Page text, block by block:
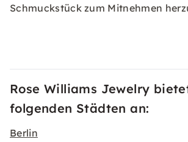
Schmuckstück zum Mitnehmen
Rose Williams Jewelry
folgenden Städten an:
Berlin